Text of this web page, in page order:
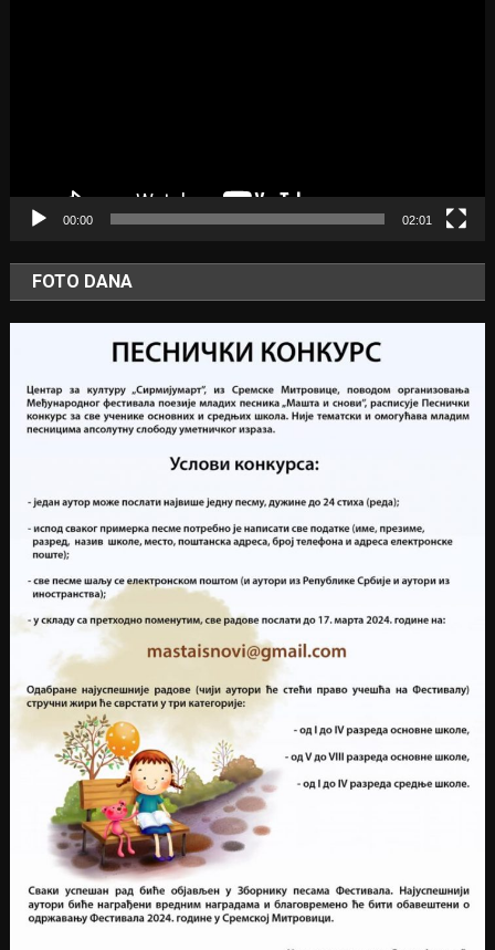
00:00 02:01
FOTO DANA